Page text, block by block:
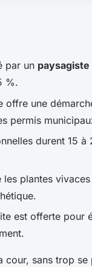
par un
%.
offre une
permis
durent 15
plantes
est offerte pour
cour, sans trop